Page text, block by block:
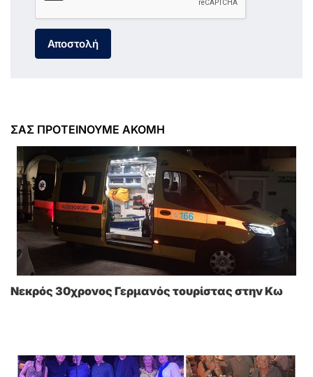
Αποστολή
ΣΑΣ ΠΡΟΤΕΙΝΟΥΜΕ ΑΚΟΜΗ
Νεκρός 30χρονος Γερμανός τουρίστας στην Κω